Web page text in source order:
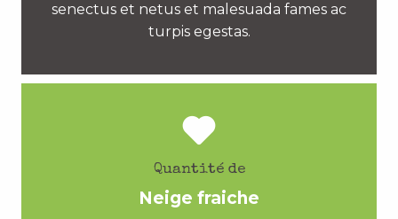
senectus et netus et malesuada fames ac
turpis egestas.
Quantité de
Neige fraiche